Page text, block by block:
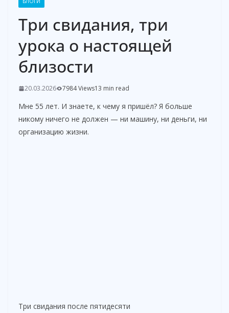
Три свидания, три
урока о настоящей
близости
20.03.2026 7984 Views13 min read
Мне 55 лет. И знаете, к чему я пришёл? Я больше
никому ничего не должен — ни машину, ни деньги, ни
организацию жизни.
Три свидания после пятидесяти